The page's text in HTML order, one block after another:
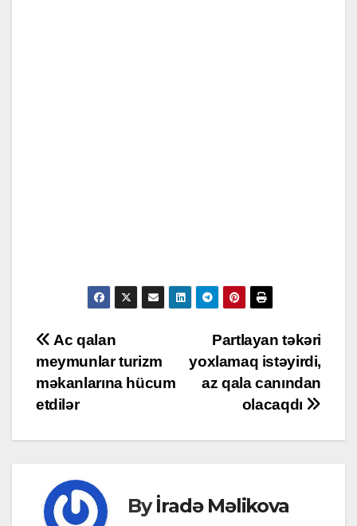
Post
navigation
Partlayan təkəri
yoxlamaq istəyirdi,
az qala canından
olacaqdı
Ac qalan
meymunlar turizm
məkanlarına hücum
etdilər
Byİradə Məlikova